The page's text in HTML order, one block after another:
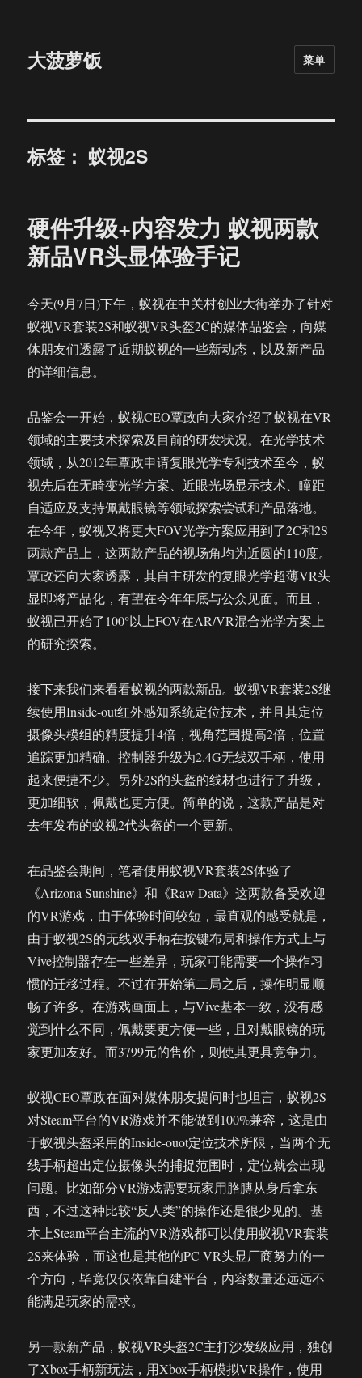
大菠萝饭 菜单
标签：蚁视2S
硬件升级+内容发力 蚁视两款
新品VR头显体验手记
今天(9月7日)下午，蚁视在中关村创业大街举办了针对
蚁视VR套装2S和蚁视VR头盔2C的媒体品鉴会，向媒
体朋友们透露了近期蚁视的一些新动态，以及新产品
的详细信息。
品鉴会一开始，蚁视CEO覃政向大家介绍了蚁视在VR
领域的主要技术探索及目前的研发状况。在光学技术
领域，从2012年覃政申请复眼光学专利技术至今，蚁
视先后在无畸变光学方案、近眼光场显示技术、瞳距
自适应及支持佩戴眼镜等领域探索尝试和产品落地。
在今年，蚁视又将更大FOV光学方案应用到了2C和2S
两款产品上，这两款产品的视场角均为近圆的110度。
覃政还向大家透露，其自主研发的复眼光学超薄VR头
显即将产品化，有望在今年年底与公众见面。而且，
蚁视已开始了100°以上FOV在AR/VR混合光学方案上
的研究探索。
接下来我们来看看蚁视的两款新品。蚁视VR套装2S继
续使用Inside-out红外感知系统定位技术，并且其定位
摄像头模组的精度提升4倍，视角范围提高2倍，位置
追踪更加精确。控制器升级为2.4G无线双手柄，使用
起来便捷不少。另外2S的头盔的线材也进行了升级，
更加细软，佩戴也更方便。简单的说，这款产品是对
去年发布的蚁视2代头盔的一个更新。
在品鉴会期间，笔者使用蚁视VR套装2S体验了
《Arizona Sunshine》和《Raw Data》这两款备受欢迎
的VR游戏，由于体验时间较短，最直观的感受就是，
由于蚁视2S的无线双手柄在按键布局和操作方式上与
Vive控制器存在一些差异，玩家可能需要一个操作习
惯的迁移过程。不过在开始第二局之后，操作明显顺
畅了许多。在游戏画面上，与Vive基本一致，没有感
觉到什么不同，佩戴要更方便一些，且对戴眼镜的玩
家更加友好。而3799元的售价，则使其更具竞争力。
蚁视CEO覃政在面对媒体朋友提问时也坦言，蚁视2S
对Steam平台的VR游戏并不能做到100%兼容，这是由
于蚁视头盔采用的Inside-ouot定位技术所限，当两个无
线手柄超出定位摄像头的捕捉范围时，定位就会出现
问题。比如部分VR游戏需要玩家用胳膊从身后拿东
西，不过这种比较“反人类”的操作还是很少见的。基
本上Steam平台主流的VR游戏都可以使用蚁视VR套装
2S来体验，而这也是其他的PC VR头显厂商努力的一
个方向，毕竟仅仅依靠自建平台，内容数量还远远不
能满足玩家的需求。
另一款新产品，蚁视VR头盔2C主打沙发级应用，独创
了Xbox手柄新玩法，用Xbox手柄模拟VR操作，使用